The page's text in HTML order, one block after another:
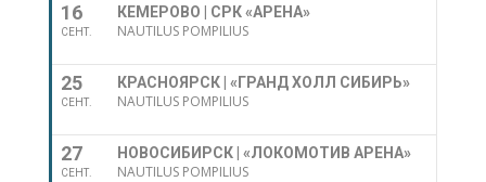
16
СЕНТ.
КЕМЕРОВО | СРК «АРЕНА»
NAUTILUS POMPILIUS
25
СЕНТ.
КРАСНОЯРСК | «ГРАНД ХОЛЛ СИБИРЬ»
NAUTILUS POMPILIUS
27
СЕНТ.
НОВОСИБИРСК | «ЛОКОМОТИВ АРЕНА»
NAUTILUS POMPILIUS